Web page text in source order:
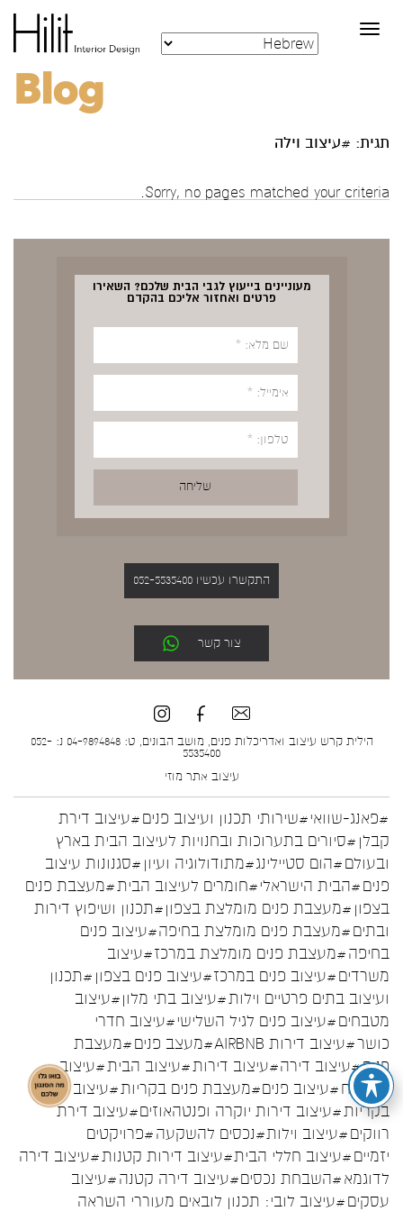
Toggle
navigation
Blog
תגית: #עיצוב וילה
Sorry, no pages matched your criteria.
מעוניינים בייעוץ לגבי הבית שלכם? השאירו
פרטים ואחזור אליכם בהקדם
התקשרו עכשיו 052-5535400
צור קשר
הילית קרש עיצוב ואדריכלות פנים, מושב הבונים, ט: 04-9894848 נ: 052-
5535400
עיצוב אתר מוזי
#פאנג-שוואי#שירותי תכנון ועיצוב פנים#עיצוב דירת
קבלן #סיורים בתערוכות ובחנויות לעיצוב הבית בארץ
ובעולם#הום סטיילינג#מתודולוגיה ועיון #סגנונות עיצוב
פנים#הבית הישראלי#חומרים לעיצוב הבית#מעצבת פנים
בצפון #מעצבת פנים מומלצת בצפון#תכנון ושיפוץ דירות
ובתים#מעצבת פנים מומלצת בחיפה#עיצוב פנים
בחיפה#מעצבת פנים מומלצת במרכז#עיצוב
משרדים#עיצוב פנים במרכז#עיצוב פנים בצפון #תכנון
ועיצוב בתים פרטיים וילות#עיצוב בתי מלון#עיצוב
מטבחים#עיצוב פנים לגיל השלישי#עיצוב חדרי
כושר#עיצוב דירות AIRBNB #מעצב פנים#מעצבת
פנים#עיצוב דירה#עיצוב דירות#עיצוב הבית#עיצוב
המטבח#עיצוב פנים#מעצבת פנים בקריות#עיצוב פנים
בקריות#עיצוב דירות יוקרה ופנטהאוזים#עיצוב דירת
רווקים#עיצוב וילות#נכסים להשקעה#פרויקטים
יזמיים#עיצוב חללי הבית#עיצוב דירות קטנות#עיצוב דירה
לדוגמא#השבחת נכסים#עיצוב דירה קטנה#עיצוב
עסקים#עיצוב לובי: תכנון לובאים מעוררי השראה